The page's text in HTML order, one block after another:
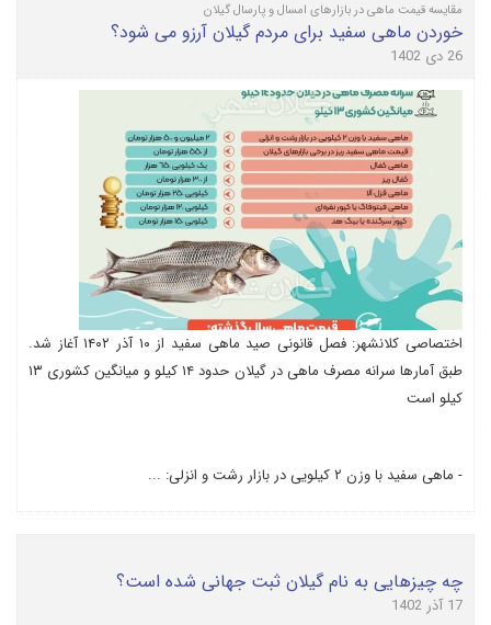
مقایسه قیمت ماهی در بازارهای امسال و پارسال گیلان
خوردن ماهی سفید برای مردم گیلان آرزو می شود؟
26 دی 1402
اختصاصی کلانشهر: فصل قانونی صید ماهی سفید از ۱۰ آذر ۱۴۰۲ آغاز شد.
طبق آمارها سرانه مصرف ماهی در گیلان حدود ۱۴ کیلو و میانگین کشوری ۱۳
کیلو است
- ماهی سفید با وزن ۲ کیلویی در بازار رشت و انزلی: ...
چه چیزهایی به نام گیلان ثبت جهانی شده است؟
17 آذر 1402